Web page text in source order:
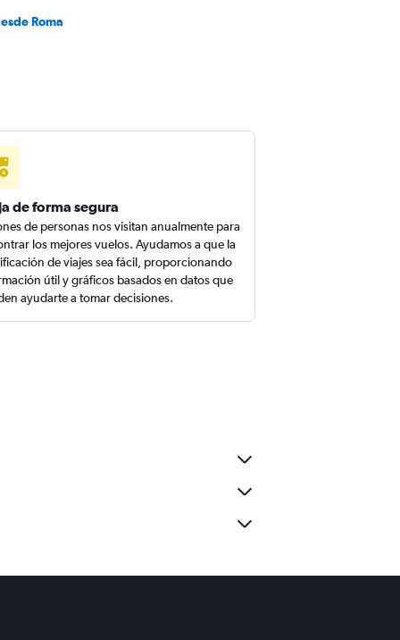
Roma
de forma segura
de personas nos visitan anualmente para
los mejores vuelos. Ayudamos a que la
de viajes sea fácil, proporcionando
útil y gráficos basados en datos que
ayudarte a tomar decisiones.